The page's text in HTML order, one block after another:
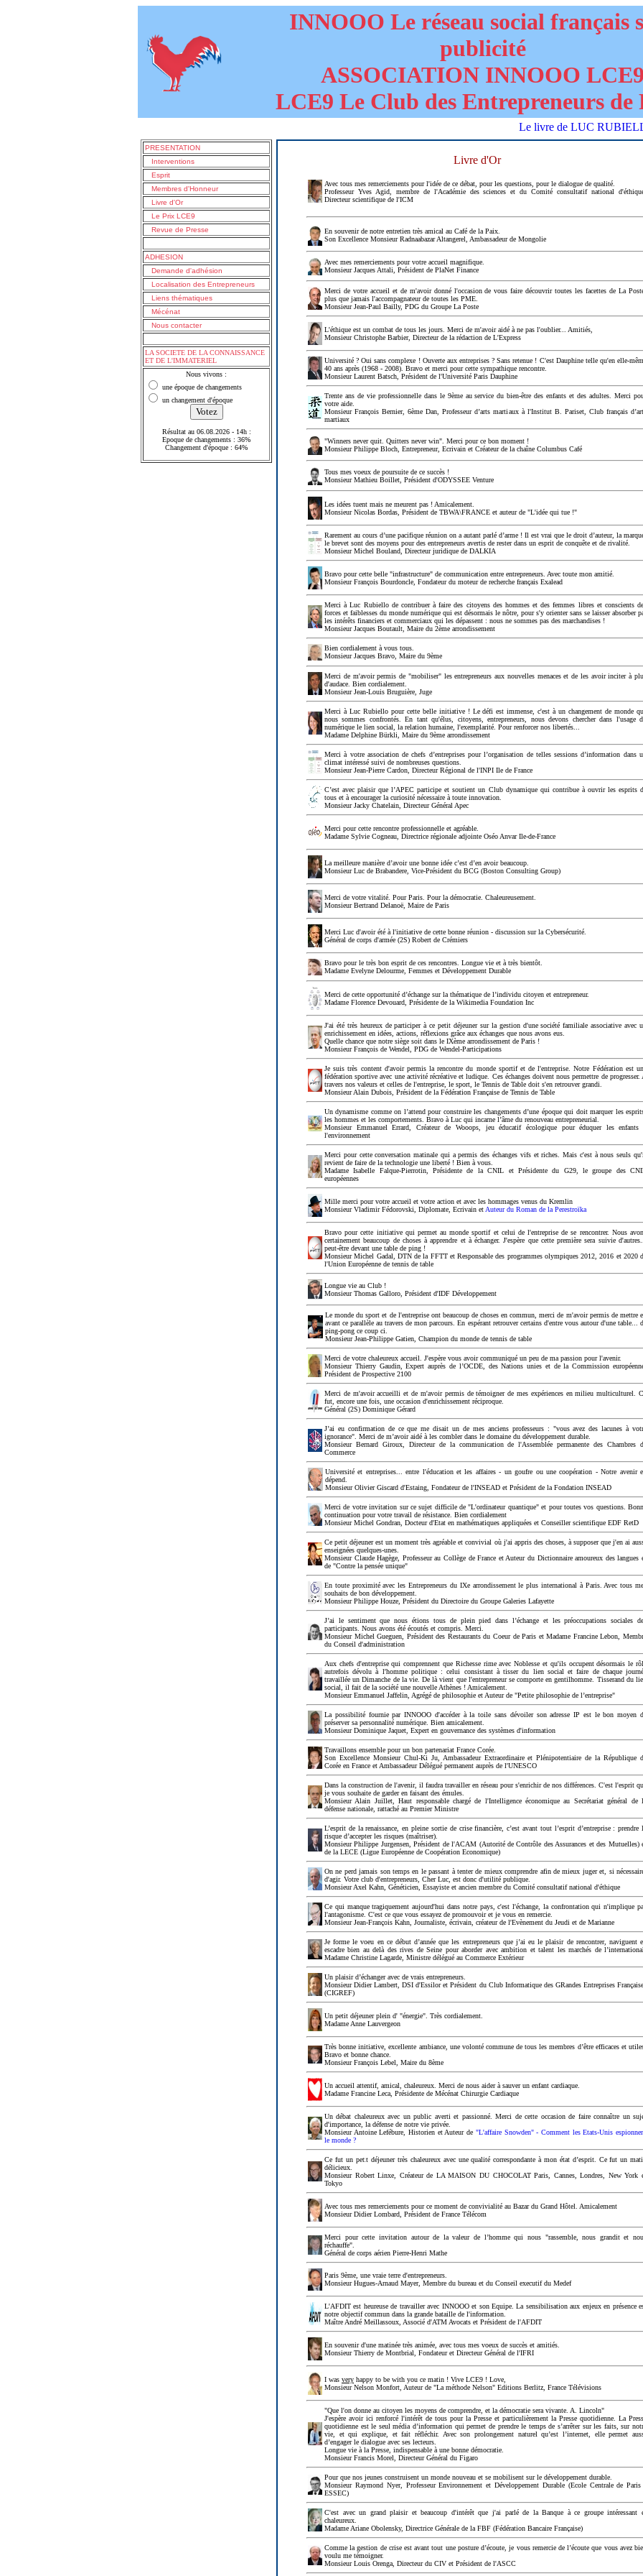
INNOOO Le réseau social français
publicité
ASSOCIATION INNOOO LCE9
LCE9 Le Club des Entrepreneurs de
Le livre de LUC RUBIELLO
PRESENTATION
Interventions
Esprit
Membres d'Honneur
Livre d'Or
Le Prix LCE9
Revue de Presse
ADHESION
Demande d'adhésion
Localisation des Entrepreneurs
Liens thématiques
Mécénat
Nous contacter
LA SOCIETE DE LA CONNAISSANCE
ET DE L'IMMATERIEL
Nous vivons :
une époque de changements
un changement d'époque
Résultat au 06.08.2026 - 14h :
Epoque de changements : 36%
Changement d'époque : 64%
Livre d'Or
Avec tous mes remerciements pour l'idée de ce débat, pour les questions, pour le dialogue de qualité.
Professeur Yves Agid, membre de l'Académie des sciences et du Comité consultatif national
Directeur scientifique de l'ICM
En souvenir de notre entretien très amical au Café de la Paix.
Son Excellence Monsieur Radnaabazar Altangerel, Ambassadeur de Mongolie
Avec mes remerciements pour votre accueil magnifique.
Monsieur Jacques Attali, Président de PlaNet Finance
Merci de votre accueil et de m'avoir donné l'occasion de vous faire découvrir toutes les facettes de La
plus que jamais l'accompagnateur de toutes les PME.
Monsieur Jean-Paul Bailly, PDG du Groupe La Poste
L'éthique est un combat de tous les jours. Merci de m'avoir aidé à ne pas l'oublier... Amitiés,
Monsieur Christophe Barbier, Directeur de la rédaction de L'Express
Université ? Oui sans complexe ! Ouverte aux entreprises ? Sans retenue ! C'est Dauphine telle qu'en elle-
40 ans après (1968 - 2008). Bravo et merci pour cette sympathique rencontre.
Monsieur Laurent Batsch, Président de l'Université Paris Dauphine
Trente ans de vie professionnelle dans le 9ème au service du bien-être des enfants et des adultes. Merci
votre aide.
Monsieur François Bernier, 6ème Dan, Professeur d’arts martiaux à l'Institut B. Pariset, Club français
martiaux
"Winners never quit. Quitters never win". Merci pour ce bon moment !
Monsieur Philippe Bloch, Entrepreneur, Ecrivain et Créateur de la chaîne Columbus Café
Tous mes voeux de poursuite de ce succès !
Monsieur Mathieu Boillet, Président d'ODYSSEE Venture
Les idées tuent mais ne meurent pas ! Amicalement.
Monsieur Nicolas Bordas, Président de TBWA\FRANCE et auteur de "L'idée qui tue !"
Rarement au cours d’une pacifique réunion on a autant parlé d’arme ! Il est vrai que le droit d’auteur, la
le brevet sont des moyens pour des entrepreneurs avertis de rester dans un esprit de conquête et de rivalité.
Monsieur Michel Bouland, Directeur juridique de DALKIA
Bravo pour cette belle "infrastructure" de communication entre entrepreneurs. Avec toute mon amitié.
Monsieur François Bourdoncle, Fondateur du moteur de recherche français Exalead
Merci à Luc Rubiello de contribuer à faire des citoyens des hommes et des femmes libres et conscients
forces et faiblesses du monde numérique qui est désormais le nôtre, pour s'y orienter sans se laisser absorber
les intérêts financiers et commerciaux qui les dépassent : nous ne sommes pas des marchandises !
Monsieur Jacques Boutault, Maire du 2ème arrondissement
Bien cordialement à vous tous.
Monsieur Jacques Bravo, Maire du 9ème
Merci de m'avoir permis de "mobiliser" les entrepreneurs aux nouvelles menaces et de les avoir inciter à
d'audace. Bien cordialement.
Monsieur Jean-Louis Bruguière, Juge
Merci à Luc Rubiello pour cette belle initiative ! Le défi est immense, c'est à un changement de monde
nous sommes confrontés. En tant qu'élus, citoyens, entrepreneurs, nous devons chercher dans l'usage
numérique le lien social, la relation humaine, l'exemplarité. Pour renforcer nos libertés...
Madame Delphine Bürkli, Maire du 9ème arrondissement
Merci à votre association de chefs d’entreprises pour l’organisation de telles sessions d’information dans
climat intéressé suivi de nombreuses questions.
Monsieur Jean-Pierre Cardon, Directeur Régional de l'INPI Ile de France
C’est avec plaisir que l’APEC participe et soutient un Club dynamique qui contribue à ouvrir les esprits
tous et à encourager la curiosité nécessaire à toute innovation.
Monsieur Jacky Chatelain, Directeur Général Apec
Merci pour cette rencontre professionnelle et agréable.
Madame Sylvie Cogneau, Directrice régionale adjointe Oséo Anvar Ile-de-France
La meilleure manière d’avoir une bonne idée c’est d’en avoir beaucoup.
Monsieur Luc de Brabandere, Vice-Président du BCG (Boston Consulting Group)
Merci de votre vitalité. Pour Paris. Pour la démocratie. Chaleureusement.
Monsieur Bertrand Delanoë, Maire de Paris
Merci Luc d'avoir été à l'initiative de cette bonne réunion - discussion sur la Cybersécurité.
Général de corps d'armée (2S) Robert de Crémiers
Bravo pour le très bon esprit de ces rencontres. Longue vie et à très bientôt.
Madame Evelyne Delourme, Femmes et Développement Durable
Merci de cette opportunité d’échange sur la thématique de l’individu citoyen et entrepreneur.
Madame Florence Devouard, Présidente de la Wikimedia Foundation Inc
J'ai été très heureux de participer à ce petit déjeuner sur la gestion d'une société familiale associative avec
enrichissement en idées, actions, réflexions grâce aux échanges que nous avons eus.
Quelle chance que notre siège soit dans le IXème arrondissement de Paris !
Monsieur François de Wendel, PDG de Wendel-Participations
Je suis très content d'avoir permis la rencontre du monde sportif et de l'entreprise. Notre Fédération est
fédération sportive avec une activité récréative et ludique. Ces échanges doivent nous permettre de progresser.
travers nos valeurs et celles de l'entreprise, le sport, le Tennis de Table doit s'en retrouver grandi.
Monsieur Alain Dubois, Président de la Fédération Française de Tennis de Table
Un dynamisme comme on l’attend pour construire les changements d’une époque qui doit marquer les
les hommes et les comportements. Bravo à Luc qui incarne l’âme du renouveau entrepreneurial.
Monsieur Emmanuel Errard, Créateur de Wooops, jeu éducatif écologique pour éduquer les enfants
l'environnement
Merci pour cette conversation matinale qui a permis des échanges vifs et riches. Mais c'est à nous seuls
revient de faire de la technologie une liberté ! Bien à vous.
Madame Isabelle Falque-Pierrotin, Présidente de la CNIL et Présidente du G29, le groupe des
européennes
Mille merci pour votre accueil et votre action et avec les hommages venus du Kremlin
Monsieur Vladimir Fédorovski, Diplomate, Ecrivain et Auteur du Roman de la Perestroïka
Bravo pour cette initiative qui permet au monde sportif et celui de l'entreprise de se rencontrer. Nous
certainement beaucoup de choses à apprendre et à échanger. J'espère que cette première sera suivie d'autres...
peut-être devant une table de ping !
Monsieur Michel Gadal, DTN de la FFTT et Responsable des programmes olympiques 2012, 2016 et 2020
l'Union Européenne de tennis de table
Longue vie au Club !
Monsieur Thomas Galloro, Président d'IDF Développement
Le monde du sport et de l'entreprise ont beaucoup de choses en commun, merci de m'avoir permis de mettre
avant ce parallèle au travers de mon parcours. En espérant retrouver certains d'entre vous autour d'une table...
ping-pong ce coup ci.
Monsieur Jean-Philippe Gatien, Champion du monde de tennis de table
Merci de votre chaleureux accueil. J'espère vous avoir communiqué un peu de ma passion pour l'avenir.
Monsieur Thierry Gaudin, Expert auprès de l’OCDE, des Nations unies et de la Commission
Président de Prospective 2100
Merci de m'avoir accueilli et de m'avoir permis de témoigner de mes expériences en milieu multiculturel.
fut, encore une fois, une occasion d'enrichissement réciproque.
Général (2S) Dominique Gérard
J’ai eu confirmation de ce que me disait un de mes anciens professeurs : "vous avez des lacunes à
ignorance". Merci de m’avoir aidé à les combler dans le domaine du développement durable.
Monsieur Bernard Giroux, Directeur de la communication de l'Assemblée permanente des Chambres
Commerce
Université et entreprises... entre l'éducation et les affaires - un goufre ou une coopération - Notre avenir
dépend.
Monsieur Olivier Giscard d'Estaing, Fondateur de l'INSEAD et Président de la Fondation INSEAD
Merci de votre invitation sur ce sujet difficile de "L'ordinateur quantique" et pour toutes vos questions.
continuation pour votre travail de résistance. Bien cordialement
Monsieur Michel Gondran, Docteur d'Etat en mathématiques appliquées et Conseiller scientifique EDF RetD
Ce petit déjeuner est un moment très agréable et convivial où j'ai appris des choses, à supposer que j'en ai
enseignées quelques-unes.
Monsieur Claude Hagège, Professeur au Collège de France et Auteur du Dictionnaire amoureux des langues
de "Contre la pensée unique"
En toute proximité avec les Entrepreneurs du IXe arrondissement le plus international à Paris. Avec tous
souhaits de bon développement.
Monsieur Philippe Houze, Président du Directoire du Groupe Galeries Lafayette
J’ai le sentiment que nous étions tous de plein pied dans l’échange et les préoccupations sociales
participants. Nous avons été écoutés et compris. Merci.
Monsieur Michel Gueguen, Président des Restaurants du Coeur de Paris et Madame Francine Lebon,
du Conseil d'administration
Aux chefs d'entreprise qui comprennent que Richesse rime avec Noblesse et qu'ils occupent désormais le
autrefois dévolu à l'homme politique : celui consistant à tisser du lien social et faire de chaque
travaillée un Dimanche de la vie. De là vient que l'entrepreneur se comporte en gentilhomme. Tisserand du
social, il fait de la société une nouvelle Athènes ! Amicalement.
Monsieur Emmanuel Jaffelin, Agrégé de philosophie et Auteur de "Petite philosophie de l’entreprise"
La possibilité fournie par INNOOO d'accéder à la toile sans dévoiler son adresse IP est le bon moyen
préserver sa personnalité numérique. Bien amicalement.
Monsieur Dominique Jaquet, Expert en gouvernance des systèmes d'information
Travaillons ensemble pour un bon partenariat France Corée.
Son Excellence Monsieur Chul-Ki Ju, Ambassadeur Extraordinaire et Plénipotentiaire de la République
Corée en France et Ambassadeur Délégué permanent auprès de l'UNESCO
Dans la construction de l'avenir, il faudra travailler en réseau pour s'enrichir de nos différences. C'est l'esprit
je vous souhaite de garder en faisant des émules.
Monsieur Alain Juillet, Haut responsable chargé de l'Intelligence économique au Secrétariat général de
défense nationale, rattaché au Premier Ministre
L’esprit de la renaissance, en pleine sortie de crise financière, c’est avant tout l’esprit d’entreprise : prendre
risque d’accepter les risques (maîtriser).
Monsieur Philippe Jurgensen, Président de l'ACAM (Autorité de Contrôle des Assurances et des Mutuelles)
de la LECE (Ligue Européenne de Coopération Economique)
On ne perd jamais son temps en le passant à tenter de mieux comprendre afin de mieux juger et, si
d'agir. Votre club d'entrepreneurs, Cher Luc, est donc d'utilité publique.
Monsieur Axel Kahn, Généticien, Essayiste et ancien membre du Comité consultatif national d'éthique
Ce qui manque tragiquement aujourd'hui dans notre pays, c'est l'échange, la confrontation qui n'implique
l'antagonisme. C'est ce que vous essayez de promouvoir et je vous en remercie.
Monsieur Jean-François Kahn, Journaliste, écrivain, créateur de l'Evènement du Jeudi et de Marianne
Je forme le voeu en ce début d’année que les entrepreneurs que j’ai eu le plaisir de rencontrer, naviguent
escadre bien au delà des rives de Seine pour aborder avec ambition et talent les marchés de l’international.
Madame Christine Lagarde, Ministre délégué au Commerce Extérieur
Un plaisir d’échanger avec de vrais entrepreneurs.
Monsieur Didier Lambert, DSI d'Essilor et Président du Club Informatique des GRandes Entreprises
(CIGREF)
Un petit déjeuner plein d' "énergie". Très cordialement.
Madame Anne Lauvergeon
Très bonne initiative, excellente ambiance, une volonté commune de tous les membres d’être efficaces et
Bravo et bonne chance.
Monsieur François Lebel, Maire du 8ème
Un accueil attentif, amical, chaleureux. Merci de nous aider à sauver un enfant cardiaque.
Madame Francine Leca, Présidente de Mécénat Chirurgie Cardiaque
Un débat chaleureux avec un public averti et passionné. Merci de cette occasion de faire connaître un
d'importance, la défense de notre vie privée.
Monsieur Antoine Lefébure, Historien et Auteur de "L'affaire Snowden" - Comment les Etats-Unis
le monde ?
Ce fut un petit déjeuner très chaleureux avec une qualité correspondante à mon état d’esprit. Ce fut un
délicieux.
Monsieur Robert Linxe, Créateur de LA MAISON DU CHOCOLAT Paris, Cannes, Londres, New York
Tokyo
Avec tous mes remerciements pour ce moment de convivialité au Bazar du Grand Hôtel. Amicalement
Monsieur Didier Lombard, Président de France Télécom
Merci pour cette invitation autour de la valeur de l’homme qui nous "rassemble, nous grandit et
réchauffe".
Général de corps aérien Pierre-Henri Mathe
Paris 9ème, une vraie terre d'entrepreneurs.
Monsieur Hugues-Arnaud Mayer, Membre du bureau et du Conseil executif du Medef
L'AFDIT est heureuse de travailler avec INNOOO et son Equipe. La sensibilisation aux enjeux en présence
notre objectif commun dans la grande bataille de l'information.
Maître André Meillassoux, Associé d'ATM Avocats et Président de l'AFDIT
En souvenir d'une matinée très animée, avec tous mes voeux de succès et amitiés.
Monsieur Thierry de Montbrial, Fondateur et Directeur Général de l'IFRI
I was very happy to be with you ce matin ! Vive LCE9 ! Love,
Monsieur Nelson Monfort, Auteur de "La méthode Nelson" Editions Berlitz, France Télévisions
"Que l'on donne au citoyen les moyens de comprendre, et la démocratie sera vivante. A. Lincoln"
J'espère avoir ici renforcé l'intérêt de tous pour la Presse et particulièrement la Presse quotidienne. La
quotidienne est le seul média d’information qui permet de prendre le temps de s’arrêter sur les faits, sur
vie, et qui explique, et fait réfléchir. Avec son prolongement naturel qu’est l’internet, elle permet
d’engager le dialogue avec ses lecteurs.
Longue vie à la Presse, indispensable à une bonne démocratie.
Monsieur Francis Morel, Directeur Général du Figaro
Pour que nos jeunes construisent un monde nouveau et se mobilisent sur le développement durable.
Monsieur Raymond Nyer, Professeur Environnement et Développement Durable (Ecole Centrale de
ESSEC)
C'est avec un grand plaisir et beaucoup d'intérêt que j'ai parlé de la Banque à ce groupe intéressant
chaleureux.
Madame Ariane Obolensky, Directrice Générale de la FBF (Fédération Bancaire Française)
Comme la gestion de crise est avant tout une posture d’écoute, je vous remercie de l’écoute que vous avez
voulu me témoigner.
Monsieur Louis Orenga, Directeur du CIV et Président de l'ASCC